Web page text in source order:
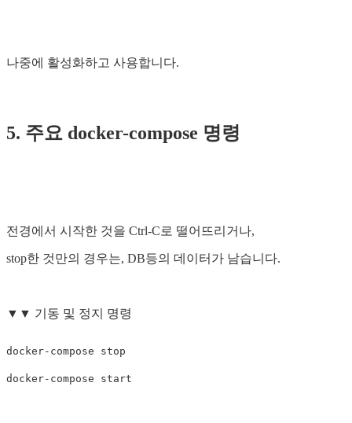
나중에 활성화하고 사용합니다.
5. 주요 docker-compose 명령
전경에서 시작한 것을 Ctrl-C로 떨어뜨리거나,
stop한 것만의 경우는, DB등의 데이터가 남습니다.
▼▼ 기동 및 정지 명령
docker-compose stop